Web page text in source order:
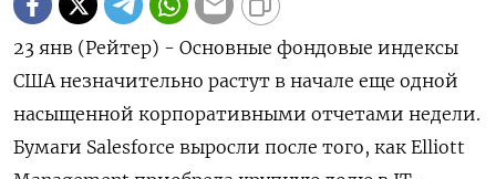
23 янв (Рейтер) - Основные фондовые индексы
США незначительно растут в начале еще одной
насыщенной корпоративными отчетами недели.
Бумаги Salesforce выросли после того, как Elliott